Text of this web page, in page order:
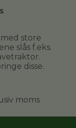
store
slås f.eks.
disse.
moms